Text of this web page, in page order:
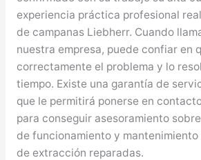
experiencia práctica profesional
de campanas Liebherr. Cuando
nuestra empresa, puede confiar en
correctamente el problema y lo
tiempo. Existe una garantía de
que le permitirá ponerse en
para conseguir asesoramiento
de funcionamiento y mantenimiento
de extracción reparadas.